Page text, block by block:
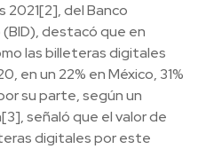
2021[2], del Banco
destacó que en
las billeteras digitales
en un 22% en México, 31%
su parte, según un
señaló que el valor de
digitales por este